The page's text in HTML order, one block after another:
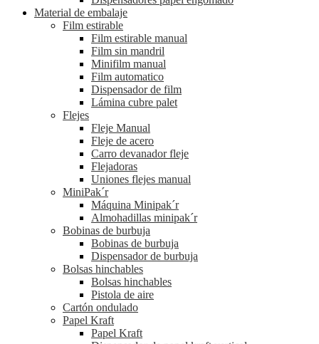
Material de embalaje
Film estirable
Film estirable manual
Film sin mandril
Minifilm manual
Film automatico
Dispensador de film
Lámina cubre palet
Flejes
Fleje Manual
Fleje de acero
Carro devanador fleje
Flejadoras
Uniones flejes manual
MiniPak´r
Máquina Minipak´r
Almohadillas minipak´r
Bobinas de burbuja
Bobinas de burbuja
Dispensador de burbuja
Bolsas hinchables
Bolsas hinchables
Pistola de aire
Cartón ondulado
Papel Kraft
Papel Kraft